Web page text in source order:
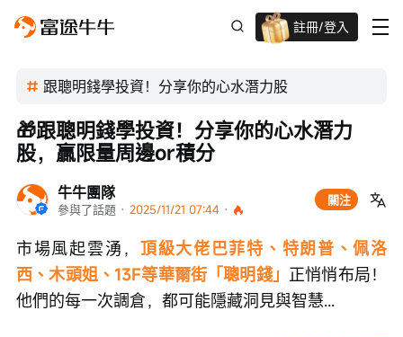
註冊/登入
跟聰明錢學投資！分享你的心水潛力股
牛牛團隊
參與了話題 · 2025/11/21 07:44 ·
關注
🎁跟聰明錢學投資！分享你的心水潛力
股，贏限量周邊or積分
市場風起雲湧， 頂級大佬巴菲特、特朗普、佩洛
西、木頭姐、13F等華爾街「聰明錢」 正悄悄布局！
他們的每一次調倉，都可能隱藏洞見與智慧...